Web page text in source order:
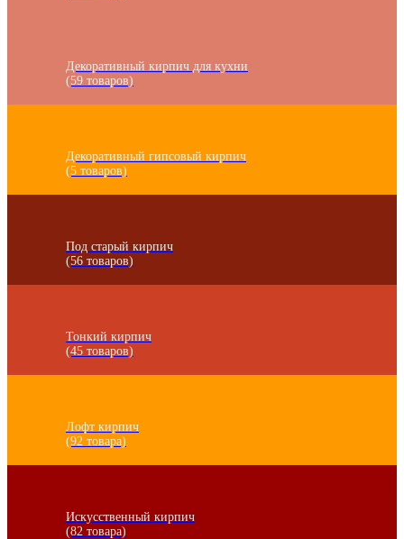
Декоративный кирпич для кухни
(59 товаров)
Декоративный гипсовый кирпич
(5 товаров)
Под старый кирпич
(56 товаров)
Тонкий кирпич
(45 товаров)
Лофт кирпич
(92 товара)
Искусственный кирпич
(82 товара)